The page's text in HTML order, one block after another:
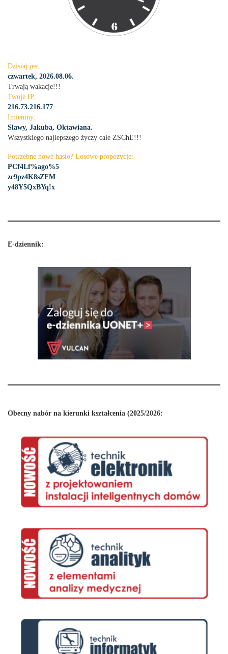
Dzisiaj jest:
czwartek, 2026.08.06.
Trwają wakacje!!!
Twoje IP:
216.73.216.177
Imieniny:
Slawy, Jakuba, Oktawiana.
Wszystkiego najlepszego życzy całe ZSChE!!!
Potrzebne nowe hasło? Losowe propozycje:
PCf4Lf%ago%5
zc9pz4K8sZFM
y48Y5QxBYq!x
E-dziennik:
Obecny nabór na kierunki kształcenia (2025/2026: